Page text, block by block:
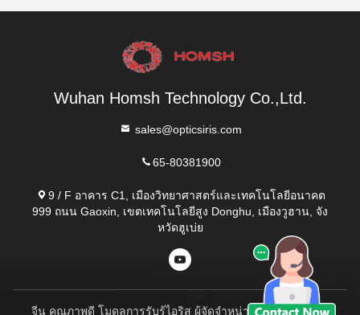
Wuhan Homsh Technology Co.,Ltd.
sales@opticsiris.com
65-80381900
9 / F อาคาร C1, เมืองวิทยาศาสตร์และเทคโนโลยีอนาคต
999 ถนน Gaoxin, เขตเทคโนโลยีสูง Donghu, เมืองวูฮาน, จัง
หวัดฮูเบ่ย
จีน คุณภาพดี โมดูลการรับรู้ไอริส ผู้จัดจําหน่าย.ลิขสิทธิ์ 2023-